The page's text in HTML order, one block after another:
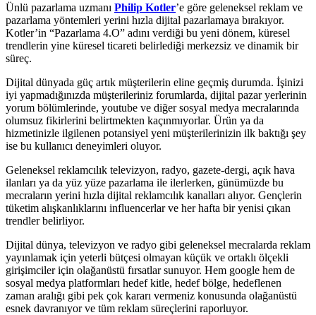
Ünlü pazarlama uzmanı Philip Kotler’e göre geleneksel reklam ve
pazarlama yöntemleri yerini hızla dijital pazarlamaya bırakıyor.
Kotler’in “Pazarlama 4.O” adını verdiği bu yeni dönem, küresel
trendlerin yine küresel ticareti belirlediği merkezsiz ve dinamik bir
süreç.
Dijital dünyada güç artık müşterilerin eline geçmiş durumda. İşinizi
iyi yapmadığınızda müşterileriniz forumlarda, dijital pazar yerlerinin
yorum bölümlerinde, youtube ve diğer sosyal medya mecralarında
olumsuz fikirlerini belirtmekten kaçınmıyorlar. Ürün ya da
hizmetinizle ilgilenen potansiyel yeni müşterilerinizin ilk baktığı şey
ise bu kullanıcı deneyimleri oluyor.
Geleneksel reklamcılık televizyon, radyo, gazete-dergi, açık hava
ilanları ya da yüz yüze pazarlama ile ilerlerken, günümüzde bu
mecraların yerini hızla dijital reklamcılık kanalları alıyor. Gençlerin
tüketim alışkanlıklarını influencerlar ve her hafta bir yenisi çıkan
trendler belirliyor.
Dijital dünya, televizyon ve radyo gibi geleneksel mecralarda reklam
yayınlamak için yeterli bütçesi olmayan küçük ve ortaklı ölçekli
girişimciler için olağanüstü fırsatlar sunuyor. Hem google hem de
sosyal medya platformları hedef kitle, hedef bölge, hedeflenen
zaman aralığı gibi pek çok kararı vermeniz konusunda olağanüstü
esnek davranıyor ve tüm reklam süreçlerini raporluyor.